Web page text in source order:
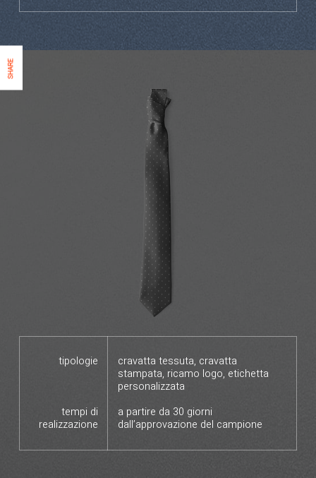
SHARE
tipologie
cravatta tessuta, cravatta
stampata, ricamo logo, etichetta
personalizzata
tempi di
realizzazione
a partire da 30 giorni
dall’approvazione del campione